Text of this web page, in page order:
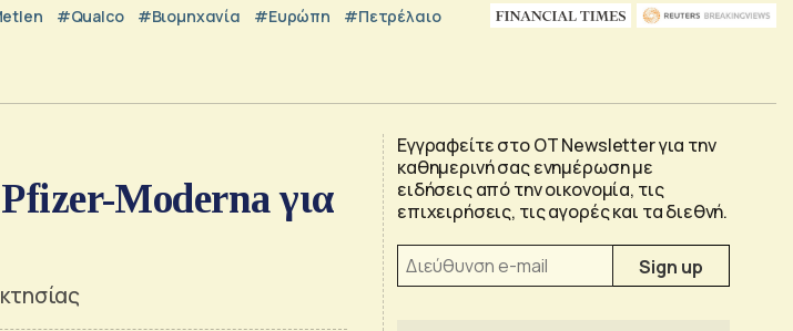
#Qualco #Βιομηχανία #Ευρώπη #Πετρέλαιο
Moderna για
Εγγραφείτε στο OT Newsletter για την
καθημερινή σας ενημέρωση με
ειδήσεις από την οικονομία, τις
επιχειρήσεις, τις αγορές και τα διεθνή.